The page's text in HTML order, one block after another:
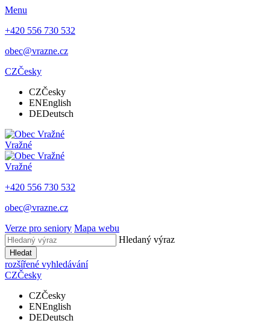
Menu
+420 556 730 532
obec@vrazne.cz
CZČesky
CZČesky
ENEnglish
DEDeutsch
Vražné
Vražné
+420 556 730 532
obec@vrazne.cz
Verze pro seniory Mapa webu
Hledaný výraz
Hledat
rozšířené vyhledávání
CZČesky
CZČesky
ENEnglish
DEDeutsch